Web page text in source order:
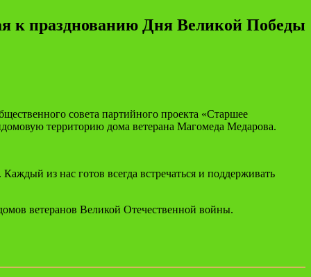
к празднованию Дня Великой Победы
совета партийного проекта «Старшее
территорию дома ветерана Магомеда Медарова.
из нас готов всегда встречаться и поддерживать
ветеранов Великой Отечественной войны.